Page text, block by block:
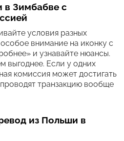
в Зимбабве с
условия разных
внимание на иконку с
и узнавайте нюансы.
выгоднее. Если у одних
комиссия может достигать
транзакцию вообще
из Польши в